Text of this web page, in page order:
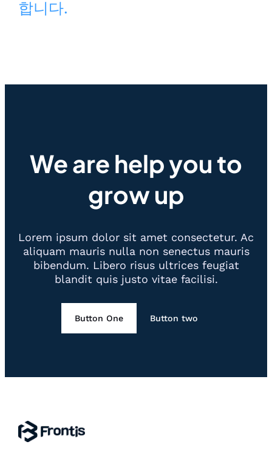
합니다.
We are help you to
grow up
Lorem ipsum dolor sit amet consectetur. Ac
aliquam mauris nulla non senectus mauris
bibendum. Libero risus ultrices feugiat
blandit quis justo vitae facilisi.
Button One Button two